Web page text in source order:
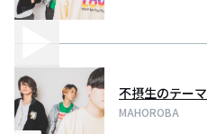
不摂生のテーマ
MAHOROBA